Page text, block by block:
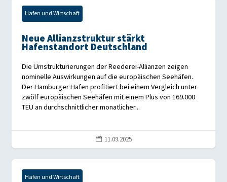
Hafen und Wirtschaft
Neue Allianzstruktur stärkt
Hafenstandort Deutschland
Die Umstrukturierungen der Reederei-Allianzen zeigen
nominelle Auswirkungen auf die europäischen Seehäfen.
Der Hamburger Hafen profitiert bei einem Vergleich unter
zwölf europäischen Seehäfen mit einem Plus von 169.000
TEU an durchschnittlicher monatlicher...
 11.09.2025
Hafen und Wirtschaft